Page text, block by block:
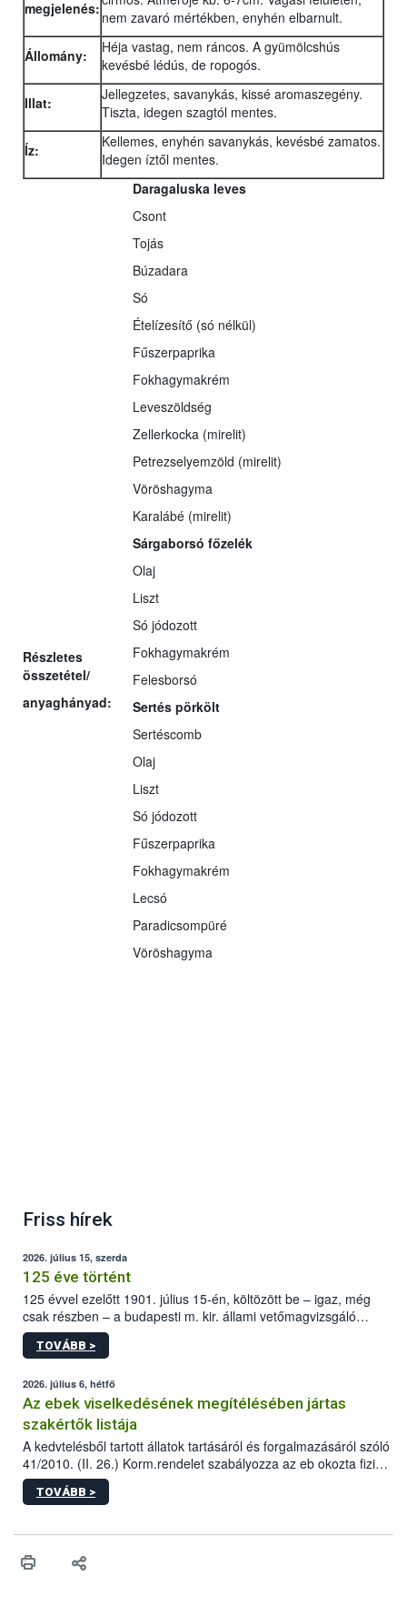
megjelenés: nem zavaró mértékben, enyhén elbarnult.
Állomány:
Héja vastag, nem ráncos. A gyümölcshús
kevésbé lédús, de ropogós.
Illat:
Jellegzetes, savanykás, kissé aromaszegény.
Tiszta, idegen szagtól mentes.
Íz:
Kellemes, enyhén savanykás, kevésbé zamatos.
Idegen íztől mentes.
Részletes
összetétel/
anyaghányad:
Daragaluska leves
Csont
Tojás
Búzadara
Só
Ételízesítő (só nélkül)
Fűszerpaprika
Fokhagymakrém
Leveszöldség
Zellerkocka (mirelit)
Petrezselyemzöld (mirelit)
Vöröshagyma
Karalábé (mirelit)
Sárgaborsó főzelék
Olaj
Liszt
Só jódozott
Fokhagymakrém
Felesborsó
Sertés pörkölt
Sertéscomb
Olaj
Liszt
Só jódozott
Fűszerpaprika
Fokhagymakrém
Lecsó
Paradicsompüré
Vöröshagyma
Friss hírek
2026. július 15, szerda
125 éve történt
125 évvel ezelőtt 1901. július 15-én, költözött be – igaz, még
csak részben – a budapesti m. kir. állami vetőmagvizsgáló
állomás a Kis Rókus utca 15. szám alatti, Czigler Győző által
tervezett új épületébe.
TOVÁBB >
2026. július 6, hétfő
Az ebek viselkedésének megítélésében jártas
szakértők listája
A kedvtelésből tartott állatok tartásáról és forgalmazásáról szóló
41/2010. (II. 26.) Korm.rendelet szabályozza az eb okozta fizikai
sérülés, illetve ennek veszélye keletkezésekor felmerülő
hatósági feladatokat, valamint a veszélyes eb tartását és annak
vonni az ebek viselkedésének megítélésében jártas szakértőt.
TOVÁBB >